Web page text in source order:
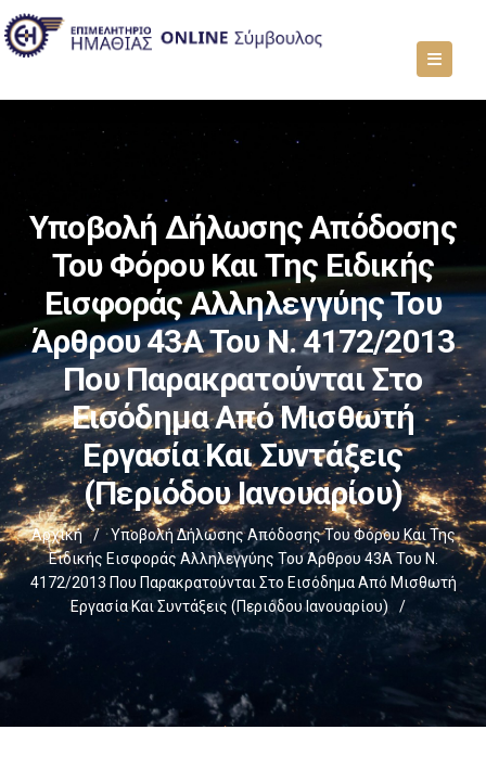
Υποβολή Δήλωσης Απόδοσης
Του Φόρου Και Της Ειδικής
Εισφοράς Αλληλεγγύης Του
Άρθρου 43Α Του Ν. 4172/2013
Που Παρακρατούνται Στο
Εισόδημα Από Μισθωτή
Εργασία Και Συντάξεις
(περιόδου Ιανουαρίου)
Αρχική /
Υποβολή Δήλωσης Απόδοσης Του Φόρου Και Της
Ειδικής Εισφοράς Αλληλεγγύης Του Άρθρου 43Α Του Ν.
4172/2013 Που Παρακρατούνται Στο Εισόδημα Από Μισθωτή
Εργασία Και Συντάξεις (περιόδου Ιανουαρίου)
/